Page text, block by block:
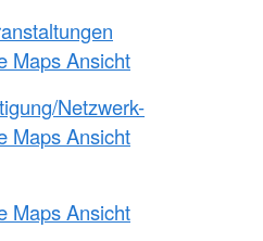
Maps Ansicht
Netzwerk-
Maps Ansicht
Maps Ansicht